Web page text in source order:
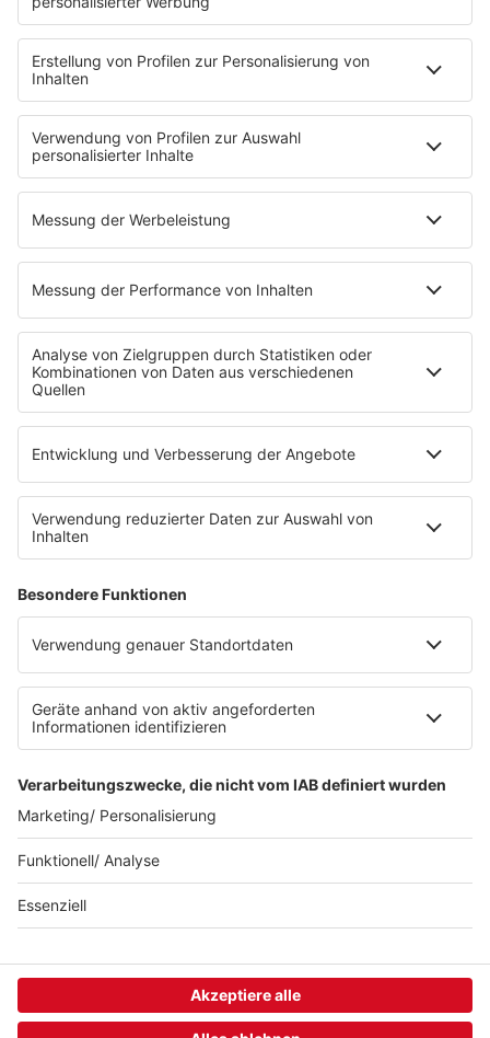
Sekundarbereich I überhaupt möglich.
In Grundschulen gibt es kein spontanes Hitzfrei, denn
Kinder der Grundschule und der Klassen 5 und 6 dürfen
nur nach Absprache mit den Eltern nach Hause geschickt
werden. Die Schule muss deshalb dafür sorgen, dass
trotzdem eine Betreuung gewährleistet ist.
Übrigens: Sollten Eltern keine Möglichkeit haben, bei
Hitzefrei von Kindern der Sekundarstufe I (an Gesamt-,
Real- und Hauptschulen die Klassen 5 bis 10, an
Gymnasien die Klassen 5 bis 9) eine Kinderbetreuung zu
organisieren, können sie, ähnlich wie bei
Kinderkrankentagen, von der Arbeit freigestellt werden.
Teilt diese Seite mit euren Freunden
Über ffn Werbung Jobs
FAQ
Folgt uns in den Sozialen Netzwerken